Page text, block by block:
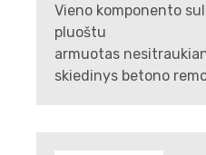
Vieno komponento
pluoštu
armuotas
skiedinys betono